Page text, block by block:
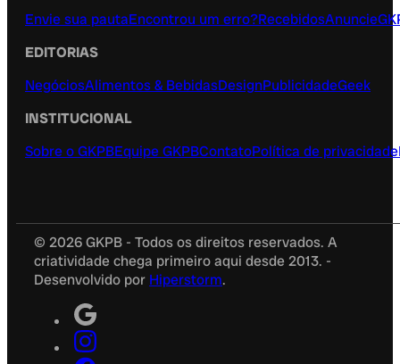
Envie sua pautaEncontrou um erro?RecebidosAnuncie
EDITORIAS
NegóciosAlimentos & BebidasDesignPublicidadeGeek
INSTITUCIONAL
Sobre o GKPBEquipe GKPBContatoPolítica de privacidade
© 2026 GKPB - Todos os direitos reservados. A
criatividade chega primeiro aqui desde 2013. -
Desenvolvido por Hiperstorm.